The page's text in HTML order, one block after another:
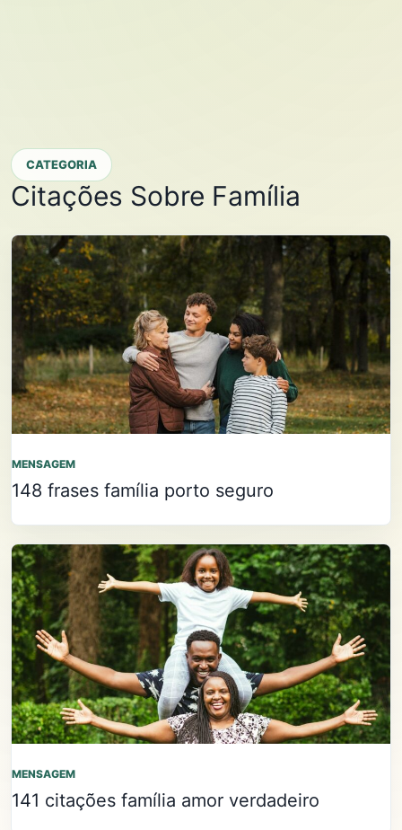
CATEGORIA
Citações Sobre Família
MENSAGEM
148 frases família porto seguro
MENSAGEM
141 citações família amor verdadeiro